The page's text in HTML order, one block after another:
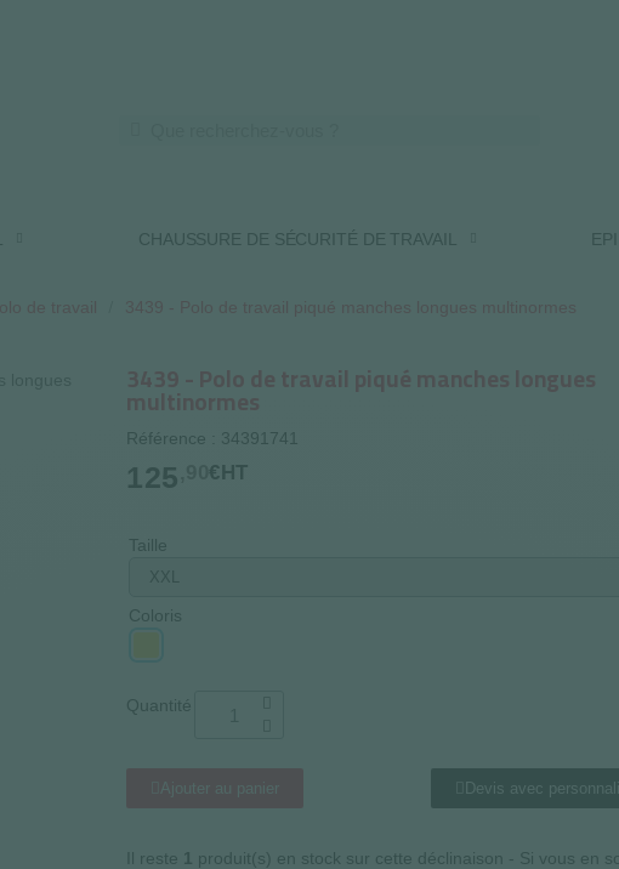
CHAUSSURE DE SÉCURITÉ DE TRAVAIL EPI
de travail 3439 - Polo de travail piqué manches longues multinormes
3439 - Polo de travail piqué manches longues
multinormes
Référence : 34391741
125 €HT
Taille
Coloris
Quantité
Ajouter au panier Devis avec
Il reste 1 produit(s) en stock sur cette déclinaison - Si vous en